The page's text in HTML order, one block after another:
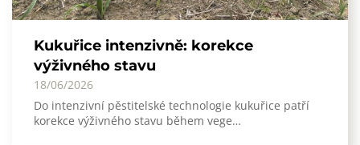
Kukuřice intenzivně: korekce
výživného stavu
18/06/2026
Do intenzivní pěstitelské technologie kukuřice patří
korekce výživného stavu během vege…